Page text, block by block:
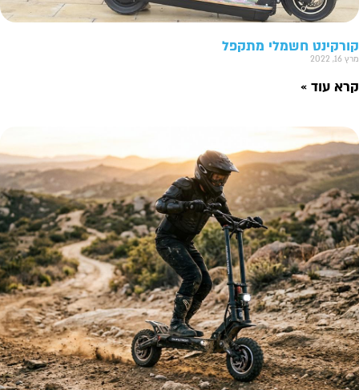
קורקינט חשמלי מתקפל
מרץ 16, 2022
קרא עוד »